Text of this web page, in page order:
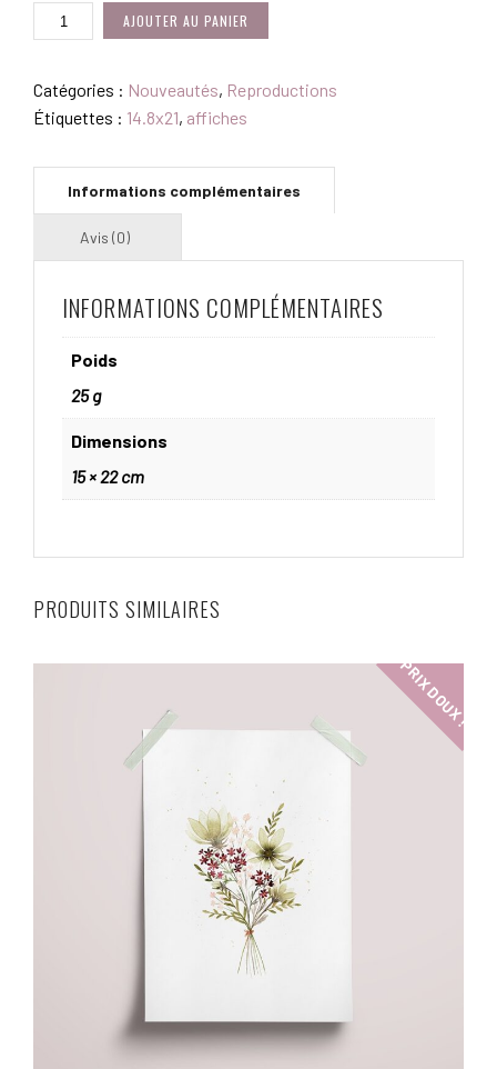
QUANTITÉ
DE
ENCHANTÉ
(A5)
AJOUTER AU PANIER
Catégories : Nouveautés, Reproductions
Étiquettes : 14.8x21, affiches
INFORMATIONS COMPLÉMENTAIRES
Poids
25 g
Dimensions
15 × 22 cm
PRODUITS SIMILAIRES
PRIX DOUX !